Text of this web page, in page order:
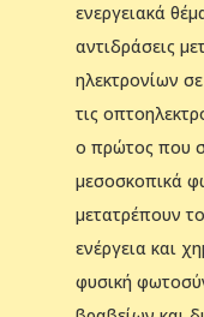
ενεργειακά
αντιδράσεις
ηλεκτρονίων
τις
ο πρώτος που
μεσοσκοπικά
μετατρέπουν
ενέργεια και
φυσική